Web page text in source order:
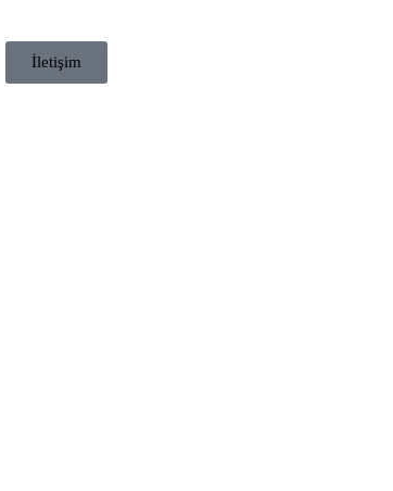
İletişim